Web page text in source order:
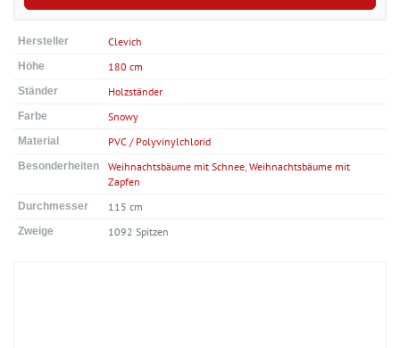
Hersteller Clevich
Höhe 180 cm
Ständer Holzständer
Farbe Snowy
Material PVC / Polyvinylchlorid
Besonderheiten Weihnachtsbäume mit Schnee Weihnachtsbäume mit
Zapfen
Durchmesser 115 cm
Zweige 1092 Spitzen